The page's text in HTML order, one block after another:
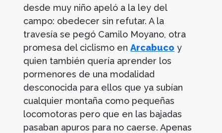
desde muy niño apeló a la ley del
campo: obedecer sin refutar. A la
travesía se pegó Camilo Moyano, otra
promesa del ciclismo enArcabuco y
quien también quería aprender los
pormenores de una modalidad
desconocida para ellos que ya subían
cualquier montaña como pequeñas
locomotoras pero que en las bajadas
pasaban apuros para no caerse. Apenas